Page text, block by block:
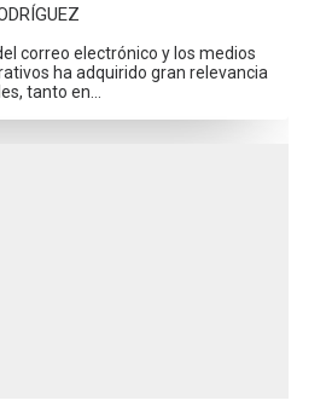
correo electrónico y los medios
ha adquirido gran relevancia
tanto en…